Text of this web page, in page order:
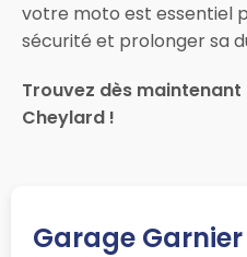
votre moto est essentiel
sécurité et prolonger sa
Trouvez dès
Cheylard !
Garage